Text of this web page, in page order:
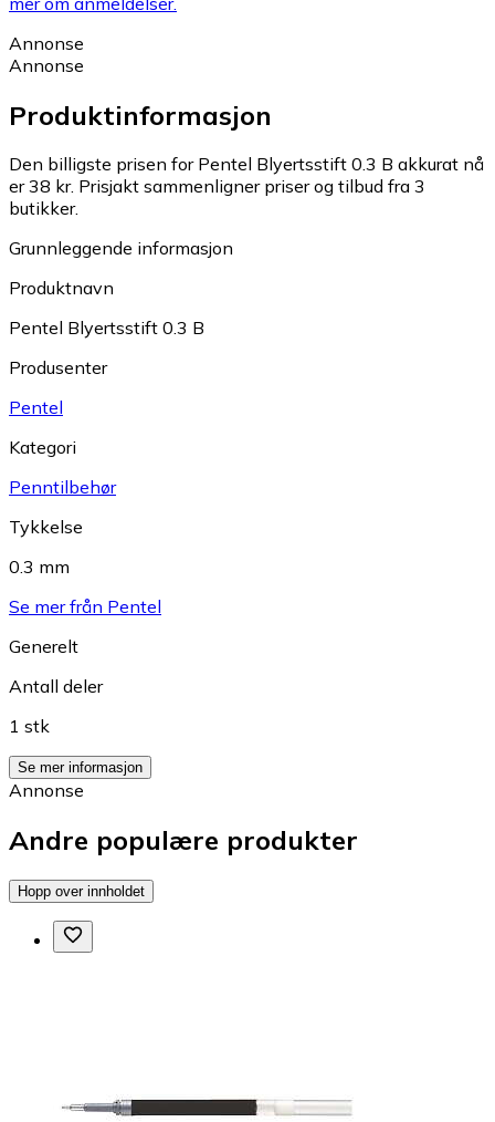
Annonse
Annonse
Produktinformasjon
Den billigste prisen for Pentel Blyertsstift 0.3 B akkurat nå
er 38 kr. Prisjakt sammenligner priser og tilbud fra 3
butikker.
Grunnleggende informasjon
Produktnavn
Pentel Blyertsstift 0.3 B
Produsenter
Pentel
Kategori
Penntilbehør
Tykkelse
0.3 mm
Se mer från Pentel
Generelt
Antall deler
1 stk
Se mer informasjon
Annonse
Andre populære produkter
Hopp over innholdet